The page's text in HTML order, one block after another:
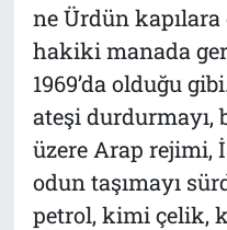
ne Ürdün
hakiki manada
1969’da olduğu
ateşi
üzere Arap rejimi,
odun taşımayı
petrol, kimi çelik,